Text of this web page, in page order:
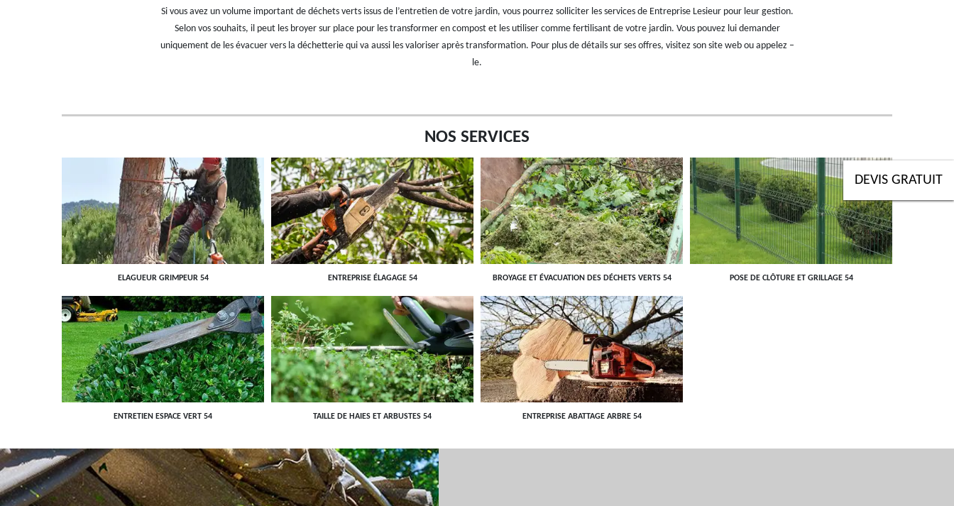
DEVIS GRATUIT
Si vous avez un volume important de déchets verts issus de l’entretien de votre jardin, vous pourrez solliciter les services de Entreprise Lesieur pour leur gestion.
Selon vos souhaits, il peut les broyer sur place pour les transformer en compost et les utiliser comme fertilisant de votre jardin. Vous pouvez lui demander
uniquement de les évacuer vers la déchetterie qui va aussi les valoriser après transformation. Pour plus de détails sur ses offres, visitez son site web ou appelez –
le.
NOS SERVICES
ELAGUEUR GRIMPEUR 54 ENTREPRISE ÉLAGAGE 54 BROYAGE ET ÉVACUATION DES DÉCHETS VERTS 54 POSE DE CLÔTURE ET GRILLAGE 54
ENTRETIEN ESPACE VERT 54 TAILLE DE HAIES ET ARBUSTES 54 ENTREPRISE ABATTAGE ARBRE 54